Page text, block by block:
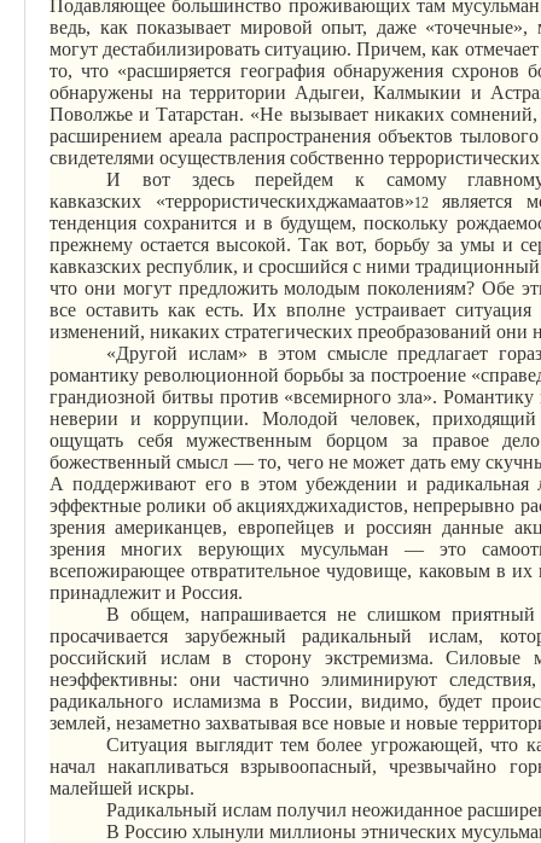
Подавляющее большинство проживающих там мусульман
ведь, как показывает мировой опыт, даже «точечные»,
могут дестабилизировать ситуацию. Причем, как
то, что «расширяется география обнаружения схронов
обнаружены на территории Адыгеи, Калмыкии и
Поволжье и Татарстан. «Не вызывает никаких
расширением ареала распространения объектов
свидетелями осуществления собственно
И вот здесь перейдем к самому
кавказских «террористическихджамаатов»12является
тенденция сохранится и в будущем, поскольку
прежнему остается высокой. Так вот, борьбу за умы и
кавказских республик, и сросшийся с ними
что они могут предложить молодым поколениям? Обе
все оставить как есть. Их вполне устраивает
изменений, никаких стратегических преобразований они
«Другой ислам» в этом смысле предлагает
романтику революционной борьбы за построение
грандиозной битвы против «всемирного зла». Романтику
неверии и коррупции. Молодой человек,
ощущать себя мужественным борцом за правое
божественный смысл — то, чего не может дать ему
А поддерживают его в этом убеждении и радикальная
эффектные ролики об акцияхджихадистов, непрерывно
зрения американцев, европейцев и россиян данные
зрения многих верующих мусульман — это
всепожирающее отвратительное чудовище, каковым в их
принадлежит и Россия.
В общем, напрашивается не слишком
просачивается зарубежный радикальный ислам,
российский ислам в сторону экстремизма. Силовые
неэффективны: они частично элиминируют
радикального исламизма в России, видимо, будет
землей, незаметно захватывая все новые и новые
Ситуация выглядит тем более угрожающей, что
начал накапливаться взрывоопасный, чрезвычайно
малейшей искры.
Радикальный ислам получил неожиданное
В Россию хлынули миллионы этнических